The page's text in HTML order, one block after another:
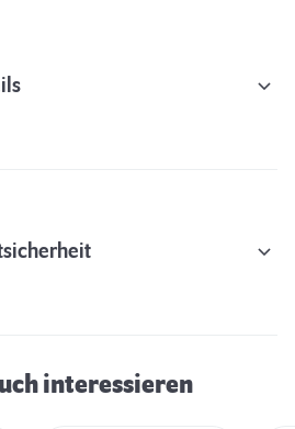
interessieren